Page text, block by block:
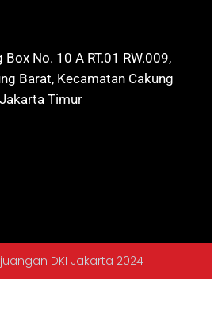
No. 10 A RT.01 RW.009,
Barat, Kecamatan Cakung
Jakarta Timur
DKI Jakarta 2024